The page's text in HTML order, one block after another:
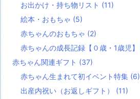
お出かけ・持ち物リスト (11)
絵本・おもちゃ (5)
赤ちゃんのおもちゃ (2)
赤ちゃんの成長記録【０歳・1歳児】
赤ちゃん関連ギフト (37)
赤ちゃん生まれて初イベント特集 (6)
出産内祝い（お返しギフト） (11)